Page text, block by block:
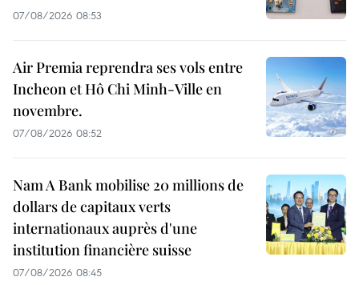
07/08/2026 08:53
Air Premia reprendra ses vols entre
Incheon et Hô Chi Minh-Ville en
novembre.
07/08/2026 08:52
Nam A Bank mobilise 20 millions de
dollars de capitaux verts
internationaux auprès d'une
institution financière suisse
07/08/2026 08:45